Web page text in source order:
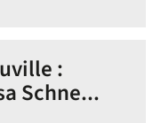
:
Schne...